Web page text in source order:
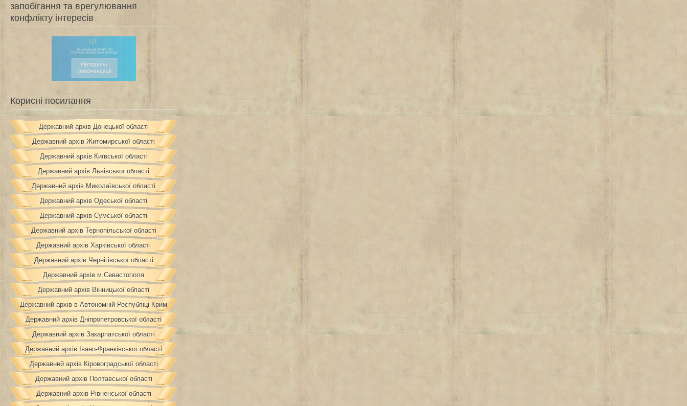
запобігання та врегулювання
конфлікту інтересів
Корисні посилання
Державний архів Донецької області
Державний архів Житомирської області
Державний архів Київської області
Державний архів Львівської області
Державний архів Миколаївської області
Державний архів Одеської області
Державний архів Сумської області
Державний архів Тернопільської області
Державний архів Харківської області
Державний архів Чернігівської області
Державний архів м.Севастополя
Державний архів Вінницької області
Державний архів в Автономній Республіці Крим
Державний архів Дніпропетровської області
Державний архів Закарпатської області
Державний архів Івано-Франківської області
Державний архів Кіровоградської області
Державний архів Полтавської області
Державний архів Рівненської області